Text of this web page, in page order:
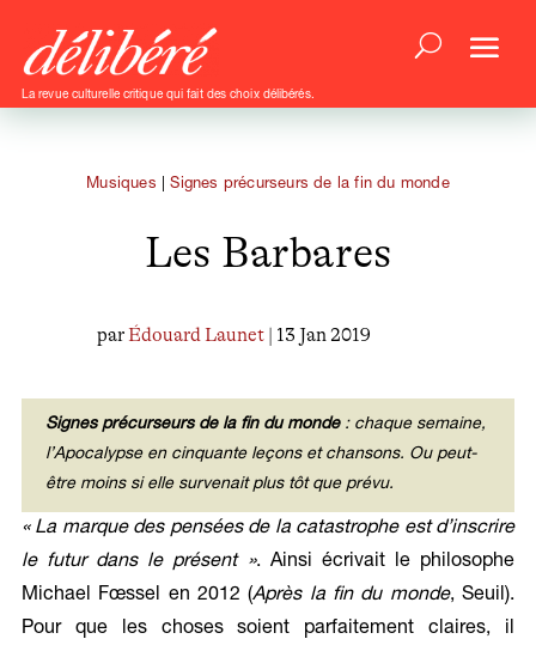
La revue culturelle critique qui fait des choix délibérés.
Musiques |Signes précurseurs de la fin du monde
Les Barbares
parÉdouard Launet | 13 Jan 2019
Signes précurseurs de la fin du monde : chaque semaine,
l’Apocalypse en cinquante leçons et chansons. Ou peut-
être moins si elle survenait plus tôt que prévu.
« La marque des pensées de la catastrophe est d’inscrire
le futur dans le présent ». Ainsi écrivait le philosophe
Michael Fœssel en 2012 (Après la fin du monde, Seuil).
Pour que les choses soient parfaitement claires, il